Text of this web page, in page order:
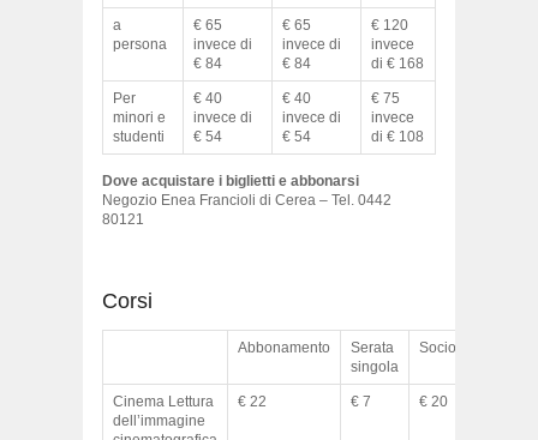
a
persona
€ 65
invece di
€ 84
€ 65
invece di
€ 84
€ 120
invece
di € 168
Per
minori e
studenti
€ 40
invece di
€ 54
€ 40
invece di
€ 54
€ 75
invece
di € 108
Dove acquistare i biglietti e abbonarsi
Negozio Enea Francioli di Cerea – Tel. 0442
80121
Corsi
Abbonamento
Serata
singola
Socio
Cinema Lettura
dell’immagine
€ 22 € 7 € 20